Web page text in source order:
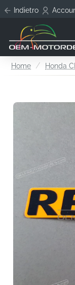
Indietro
HomehomeHonda